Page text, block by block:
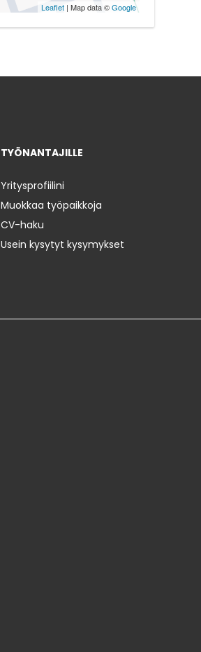
Leaflet | Map data ©Google
TYÖNANTAJILLE
Yritysprofiilini
Muokkaa työpaikkoja
CV-haku
Usein kysytyt kysymykset